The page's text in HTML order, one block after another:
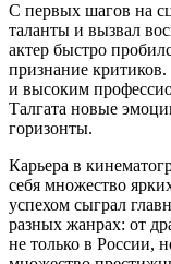
С первых шагов на
таланты и вызвал
актер быстро
признание
и высоким
Талгата новые
горизонты.
Карьера в
себя множество
успехом сыграл
разных жанрах: от
не только в России,